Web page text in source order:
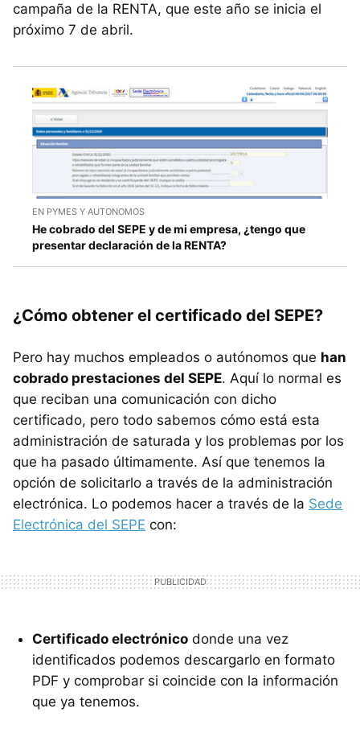
campaña de la RENTA, que este año se inicia el
próximo 7 de abril.
EN PYMES Y AUTONOMOS
He cobrado del SEPE y de mi empresa, ¿tengo que
presentar declaración de la RENTA?
¿Cómo obtener el certificado del SEPE?
Pero hay muchos empleados o autónomos que han
cobrado prestaciones del SEPE. Aquí lo normal es
que reciban una comunicación con dicho
certificado, pero todo sabemos cómo está esta
administración de saturada y los problemas por los
que ha pasado últimamente. Así que tenemos la
opción de solicitarlo a través de la administración
electrónica. Lo podemos hacer a través de la Sede
Electrónica del SEPE con:
Certificado electrónico donde una vez
identificados podemos descargarlo en formato
PDF y comprobar si coincide con la información
que ya tenemos.